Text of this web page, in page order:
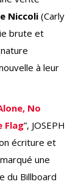
Niccoli (Carly
brute et
à leur
No
Flag”, JOSEPH
écriture et
une
du Billboard